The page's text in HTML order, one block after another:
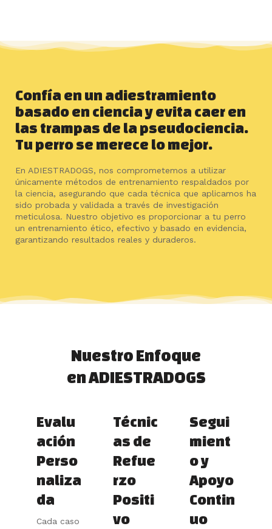
Confía en un adiestramiento
basado en ciencia y evita caer en
las trampas de la pseudociencia.
Tu perro se merece lo mejor.
En ADIESTRADOGS, nos comprometemos a utilizar
únicamente métodos de entrenamiento respaldados por
la ciencia, asegurando que cada técnica que aplicamos ha
sido probada y validada a través de investigación
meticulosa. Nuestro objetivo es proporcionar a tu perro
un entrenamiento ético, efectivo y basado en evidencia,
garantizando resultados reales y duraderos.
Nuestro Enfoque
en ADIESTRADOGS
Evalu
ación
Perso
naliza
da
Cada caso
Técnic
as de
Refue
rzo
Positi
vo
Segui
mient
o y
Apoyo
Contin
uo